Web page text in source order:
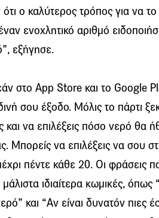
ο καλύτερος τρόπος για να
ενοχλητικό αριθμό
εξήγησε.
στο App Store και το Google
σου έξοδο. Μόλις το πάρτι
και να επιλέξεις πόσο νερό θα
Μπορείς να επιλέξεις να σου
πέντε κάθε 20. Οι φράσεις
ιδιαίτερα κωμικές, όπως
και “Αν είναι δυνατόν πιες